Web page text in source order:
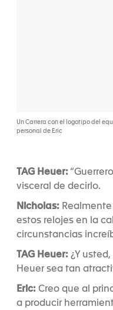
Un Carrera con el logotipo del
personal de Eric
TAG Heuer:
visceral de decirlo.
Nicholas:
estos relojes en la
circunstancias
TAG Heuer: ¿Y
Heuer sea tan
Eric: Creo que al
a producir